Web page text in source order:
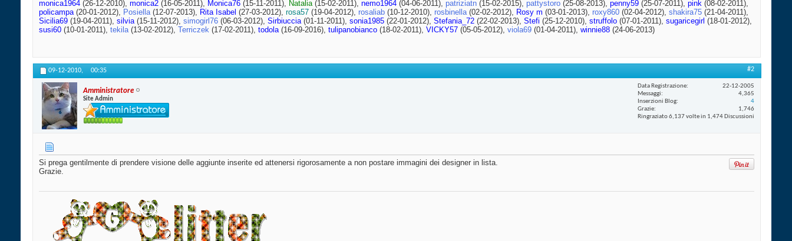
monica1964 (26-12-2010), monica2 (16-05-2011), Monica76 (15-11-2011), Natalia(15-02-2011), nemo1964 (04-06-2011), patriziatn (15-02-2015), pattystoro (25-08-2013), penny59 (25-07-2011), pink (08-02-2011),
policampa(20-01-2012), Posiella(12-07-2013), Rita Isabel (27-03-2012), rosa57 (19-04-2012), rosaliab (10-12-2010), rosbinella(02-02-2012), Rosy m (03-01-2013), roxy860 (02-04-2012), shakira75 (21-04-2011),
Sicilia69 (19-04-2011), silvia(15-11-2012), simogirl76 (06-03-2012), Sirbiuccia(01-11-2011), sonia1985 (22-01-2012), Stefania_72 (22-02-2013), Stefi (25-12-2010), struffolo (07-01-2011), sugaricegirl (18-01-2012),
susi60 (10-01-2011), tekila(13-02-2012), Terriczek (17-02-2011), todola(16-09-2016), tulipanobianco (18-02-2011), VICKY57 (05-05-2012), viola69 (01-04-2011), winnie88 (24-06-2013)
09-12-2010, 00:35 #2
Amministratore
Site Admin
Data Registrazione
22-12-2005
Messaggi
4,365
Inserzioni Blog
4
Grazie
1,746
Ringraziato 6,137 volte in 1,474 Discussioni
Si prega gentilmente di prendere visione delle aggiunte inserite ed attenersi rigorosamente a non postare immagini dei designer in lista.
Grazie.